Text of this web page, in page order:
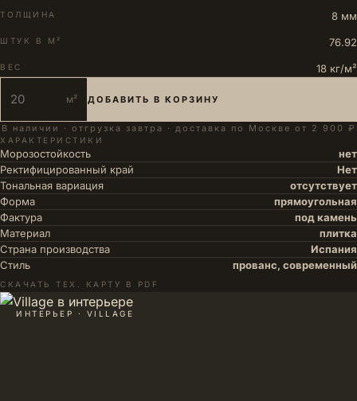
ТОЛЩИНА 8 мм
ШТУК В М² 76.92
ВЕС 18 кг/м²
м² ДОБАВИТЬ В КОРЗИНУ
В наличии · отгрузка завтра · доставка по Москве от 2 900 ₽
ХАРАКТЕРИСТИКИ
Морозостойкость
нет
Ректифицированный край
Нет
Тональная вариация
отсутствует
Форма
прямоугольная
Фактура
под камень
Материал
плитка
Страна производства
Испания
Стиль
прованс, современный
СКАЧАТЬ ТЕХ. КАРТУ В PDF
ИНТЕРЬЕР · VILLAGE